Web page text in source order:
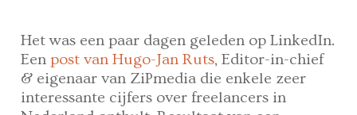
Het was een paar dagen geleden op LinkedIn.
Een post van Hugo-Jan Ruts, Editor-in-chief
& eigenaar van ZiPmedia die enkele zeer
interessante cijfers over freelancers in